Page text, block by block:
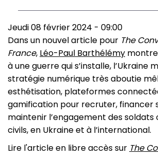
Jeudi 08 février 2024 - 09:00
Dans un nouvel article pour The
France, Léo-Paul Barthélémy
à une guerre qui s’installe, l’Ukraine
stratégie numérique très aboutie
esthétisation, plateformes
gamification pour recruter, financer
maintenir l’engagement des soldats
civils, en Ukraine et à l’international.
Lire l'article en libre accès sur The